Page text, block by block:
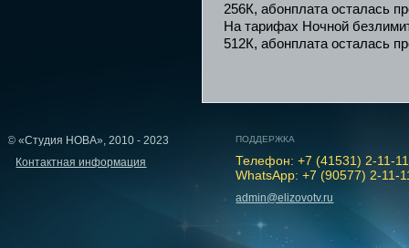
256К, абонплата осталась
На тарифах Ночной
512К, абонплата осталась
© «Студия НОВА», 2010 - 2023
Контактная информация
ПОДДЕРЖКА
Телефон: +7 (41531) 2-11-11
WhatsApp: +7 (90577) 2-11-
admin@elizovotv.ru